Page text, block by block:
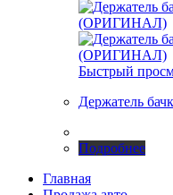
Быстрый
Держатель
Подробнее
Главная